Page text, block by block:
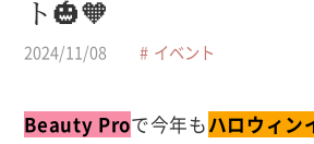
ト🎃🧡
2024/11/08 イベント
Beauty Proで今年もハロウィン